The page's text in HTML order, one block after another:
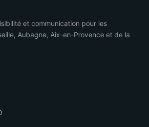
et communication pour les
Aubagne, Aix-en-Provence et de la